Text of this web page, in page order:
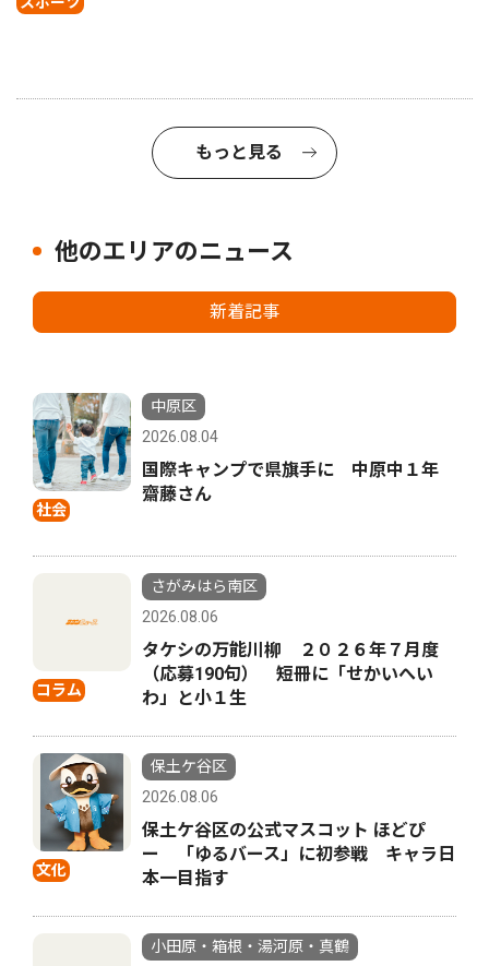
もっと見る
他のエリアのニュース
新着記事
社会
中原区
2026.08.04
国際キャンプで県旗手に 中原中１年
齋藤さん
コラム
さがみはら南区
2026.08.06
タケシの万能川柳 ２０２６年７月度
（応募190句） 短冊に「せかいへい
わ」と小１生
文化
保土ケ谷区
2026.08.06
保土ケ谷区の公式マスコット ほどぴ
ー 「ゆるバース」に初参戦 キャラ日
本一目指す
小田原・箱根・湯河原・真鶴